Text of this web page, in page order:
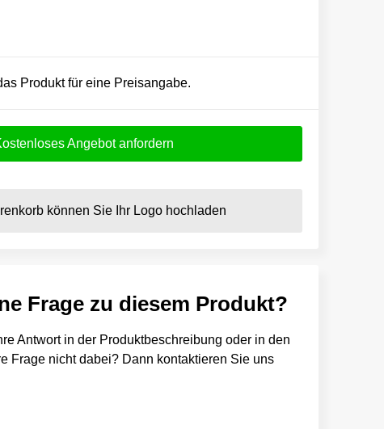
Produkt für eine Preisangabe.
Angebot anfordern
können Sie Ihr Logo hochladen
Frage zu diesem Produkt?
Antwort in der Produktbeschreibung oder in den
Frage nicht dabei? Dann kontaktieren Sie uns